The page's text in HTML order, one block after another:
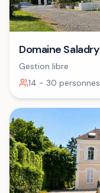
Domaine Saladry
Gestion libre
14 - 30 personnes